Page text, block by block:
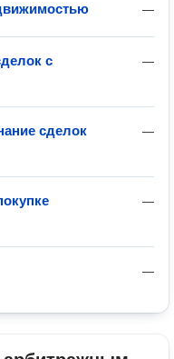
—
—
с
—
сделок
—
—